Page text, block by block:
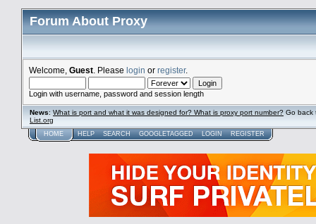
Forum About Proxy
Welcome, Guest . Please login or register.
Login with username, password and session length
News: What is port and what it was designed for? What is proxy port number? Go
List.org
HOME HELP SEARCH GOOGLETAGGED LOGIN REGISTER